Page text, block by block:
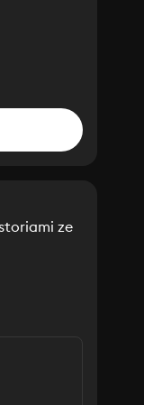
ze